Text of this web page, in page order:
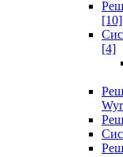
[10]
[4]